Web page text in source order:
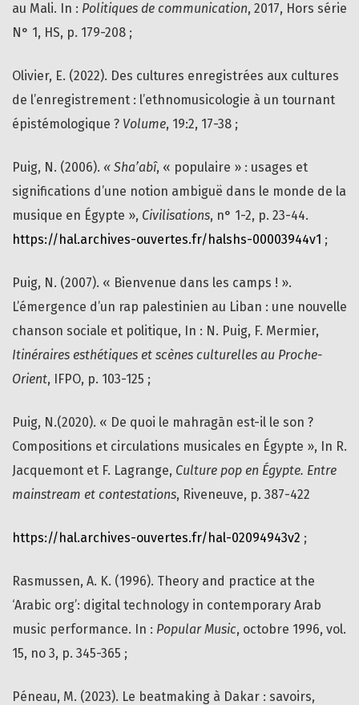
au Mali. In : Politiques de communication, 2017, Hors série
N° 1, HS, p. 179-208 ;
Olivier, E. (2022). Des cultures enregistrées aux cultures
de l’enregistrement : l’ethnomusicologie à un tournant
épistémologique ? Volume, 19:2, 17-38 ;
Puig, N. (2006). « Sha’abî, « populaire » : usages et
significations d’une notion ambiguë dans le monde de la
musique en Égypte », Civilisations, n° 1-2, p. 23-44.
https://hal.archives-ouvertes.fr/halshs-00003944v1 ;
Puig, N. (2007). « Bienvenue dans les camps ! ».
L’émergence d’un rap palestinien au Liban : une nouvelle
chanson sociale et politique, In : N. Puig, F. Mermier,
Itinéraires esthétiques et scènes culturelles au Proche-
Orient, IFPO, p. 103-125 ;
Puig, N.(2020). « De quoi le mahragān est-il le son ?
Compositions et circulations musicales en Égypte », In R.
Jacquemont et F. Lagrange, Culture pop en Égypte. Entre
mainstream et contestations, Riveneuve, p. 387-422
https://hal.archives-ouvertes.fr/hal-02094943v2 ;
Rasmussen, A. K. (1996). Theory and practice at the
‘Arabic org’: digital technology in contemporary Arab
music performance. In : Popular Music, octobre 1996, vol.
15, no 3, p. 345-365 ;
Péneau, M. (2023). Le beatmaking à Dakar : savoirs,